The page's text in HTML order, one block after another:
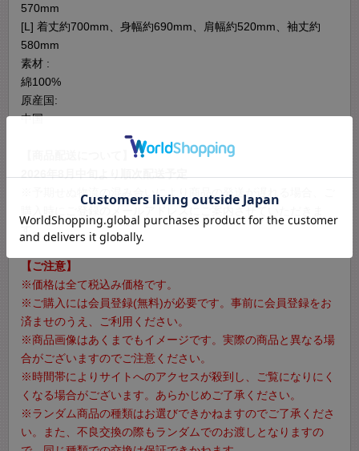
570mm
[L] 着丈約700mm、身幅約690mm、肩幅約520mm、袖丈約
580mm
素材 :
綿100%
原産国:
中国
※予期せぬ物流の混み合いにより商品の発送が遅れる場合、ご
購入時にご登録のメールアドレスにご案内させていただきま
【ご注意】
※価格は全て税込み価格です。
※ご購入には会員登録(無料)が必要です。事前に会員登録をお
済ませのうえ、ご利用ください。
※商品画像はあくまでもイメージです。実際の商品と異なる場
合がございますのでご注意ください。
※時間帯によりサイトへのアクセスが殺到し、ご覧になりにく
くなる場合がございます。あらかじめご了承ください。
※ランダム商品の種類はお選びできかねますのでご了承くださ
い。また、不良交換の際もランダムでのお渡しとなりますの